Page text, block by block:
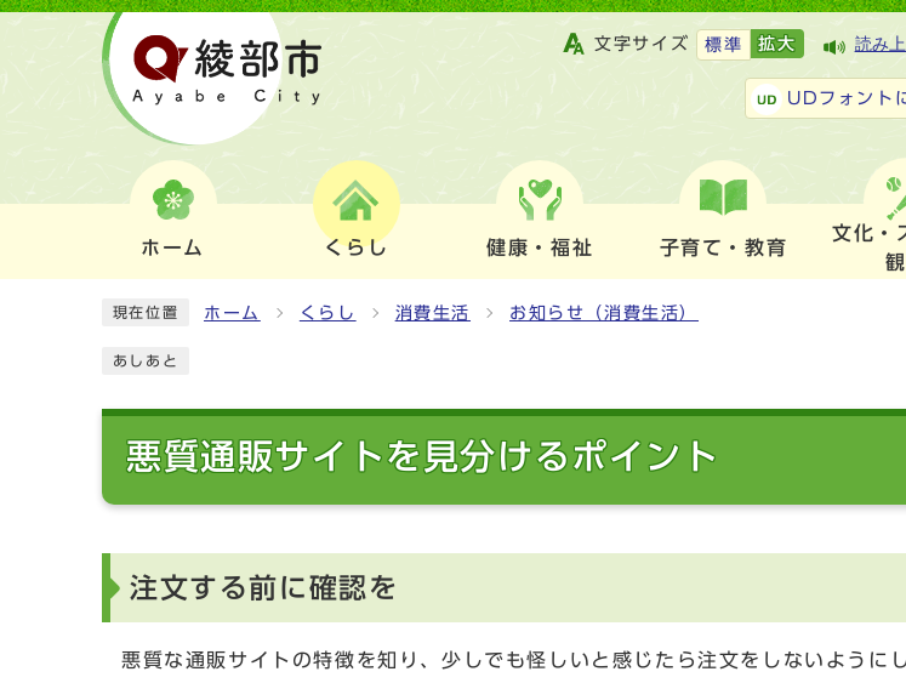
文字サイズ 標準 拡大 読み
UDフォント
ホーム くらし 健康・福祉 子育て・教育
文化・
現在位置 ホーム くらし 消費生活 お知らせ（消費生活）
あしあと
悪質通販サイトを見分けるポイント
注文する前に確認を
悪質な通販サイトの特徴を知り、少しでも怪しいと感じたら注文をしないように